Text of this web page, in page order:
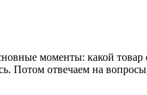
моменты: какой
Потом отвечаем на